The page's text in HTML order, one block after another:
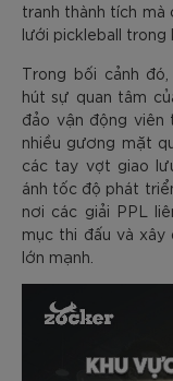
tranh thành tích
lưới pickleball trong
Trong bối cảnh đó,
hút sự quan tâm
đảo vận động viên
nhiều gương mặt
các tay vợt giao
ánh tốc độ phát
nơi các giải PPL
mục thi đấu và
lớn mạnh.